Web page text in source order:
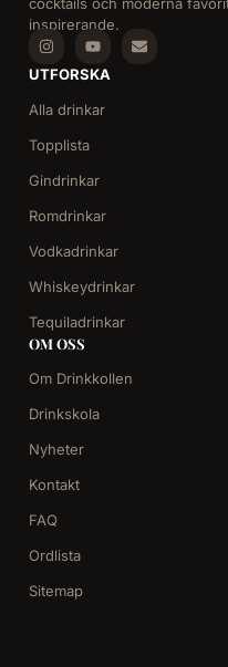
inspirerande.
UTFORSKA
Alla drinkar
Topplista
Gindrinkar
Romdrinkar
Vodkadrinkar
Whiskeydrinkar
Tequiladrinkar
OM OSS
Om Drinkkollen
Drinkskola
Nyheter
Kontakt
FAQ
Ordlista
Sitemap